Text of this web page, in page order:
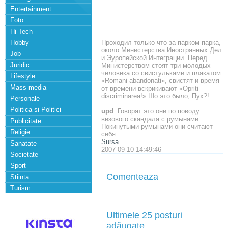
Entertainment
Foto
Hi-Tech
Hobby
Job
Juridic
Lifestyle
Mass-media
Personale
Politica si Politici
Publicitate
Religie
Sanatate
Societate
Sport
Stiinta
Turism
Проходил только что за парком парка,
около Министерства Иностранных Дел
и Эуропейской Интеграции. Перед
Министерством стоят три молодых
человека со свистульками и плакатом
«Romani abandonati», свистят и время
от времени вскрикивают «Opriti
discriminarea!» Шо это было, Пух?!
upd : Говорят это они по поводу
визового скандала с румынами.
Покинутыми румынами они считают
себя.
Sursa
2007-09-10 14:49:46
Comenteaza
Ultimele 25 posturi
adăugate